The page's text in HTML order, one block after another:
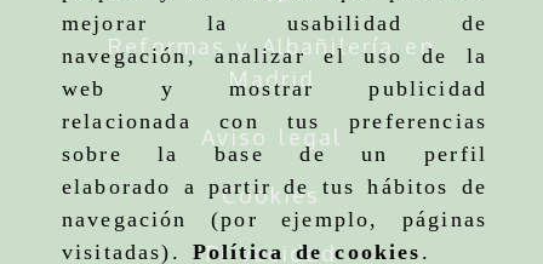
mejorar la usabilidad de
navegación, analizar el uso de la
web y mostrar publicidad
relacionada con tus preferencias
sobre la base de un perfil
elaborado a partir de tus hábitos de
navegación (por ejemplo, páginas
visitadas). Política de cookies .
Reformas y Albañilería en
Madrid
Aviso legal
Cookies
Privacidad